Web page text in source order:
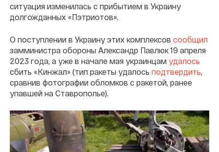
ситуация изменилась с прибытием в Украину
долгожданных «Пэтриотов».
О поступлении в Украину этих комплексов сообщил
замминистра обороны Александр Павлюк 19 апреля
2023 года, а уже в начале мая украинцам удалось
сбить «Кинжал» (тип ракеты удалось подтвердить,
сравнив фотографии обломков с ракетой, ранее
упавшей на Ставрополье).